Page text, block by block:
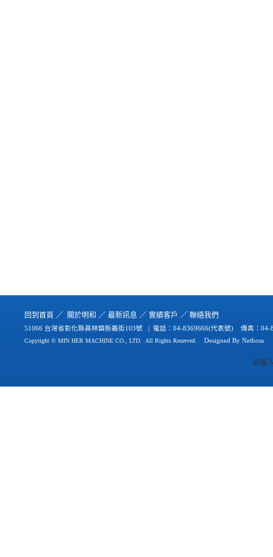
回到首頁 ／ 關於明和 ／ 最新訊息 ／ 實績客戶 ／ 聯絡我們
51066 台灣省彰化縣員林鎮新義街103號 | 電話： 04-8369666(代表號) 傳真：04-
Copyright © MIN HER MACHINE CO., LTD.
All Rights Reserved. Designed By Netboss
訪客